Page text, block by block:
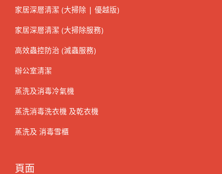
家居深層清潔 (大掃除 | 優越版)
家居深層清潔 (大掃除服務)
高效蟲控防治 (滅蟲服務)
辦公室清潔
蒸洗及消毒冷氣機
蒸洗消毒洗衣機 及乾衣機
蒸洗及 消毒雪櫃
頁面